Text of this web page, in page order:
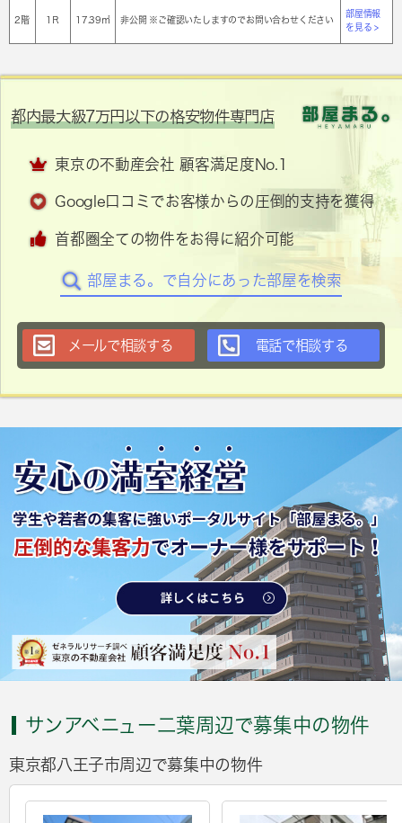
2階 1Ｒ 17.39㎡ 非公開 ※ご確認いたしますのでお問い合わせください
部屋情報
を見る >
都内最大級7万円以下の格安物件専門店
東京の不動産会社 顧客満足度No.1
Google口コミでお客様からの圧倒的支持を獲得
首都圏全ての物件をお得に紹介可能
部屋まる。で自分にあった部屋を検索
メールで相談する 電話で相談する
サンアベニュー二葉周辺で募集中の物件
東京都八王子市周辺で募集中の物件